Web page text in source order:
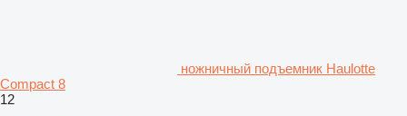
ножничный подъемник Haulotte
Compact 8
12